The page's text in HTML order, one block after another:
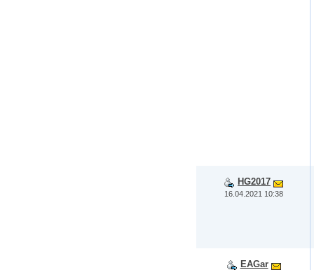
HG2017
16.04.2021 10:38
EAGar